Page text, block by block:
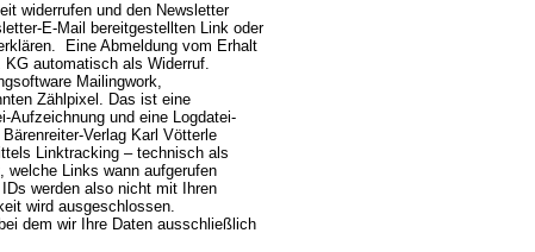
widerrufen und den Newsletter
E-Mail bereitgestellten Link oder
Eine Abmeldung vom Erhalt
automatisch als Widerruf.
Mailingwork,
Zählpixel. Das ist eine
Aufzeichnung und eine Logdatei-
Verlag Karl Vötterle
Linktracking – technisch als
welche Links wann aufgerufen
werden also nicht mit Ihren
wird ausgeschlossen.
dem wir Ihre Daten ausschließlich